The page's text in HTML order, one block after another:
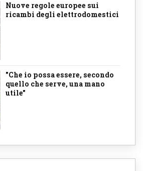
Nuove regole europee sui
ricambi degli elettrodomestici
"Che io possa essere, secondo
quello che serve, una mano
utile"